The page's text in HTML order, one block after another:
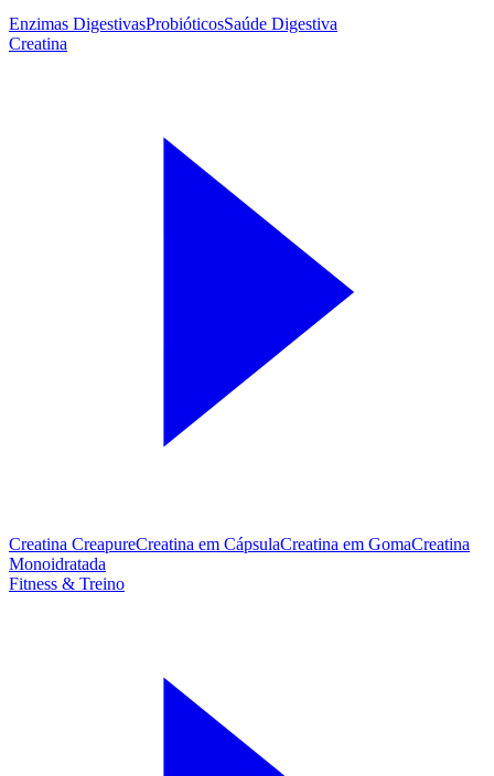
Enzimas DigestivasProbióticosSaúde Digestiva
Creatina
Creatina CreapureCreatina em CápsulaCreatina em GomaCreatina
Monoidratada
Fitness & Treino